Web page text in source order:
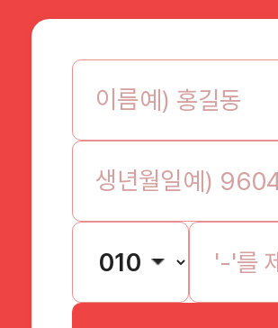
이름
생년월일